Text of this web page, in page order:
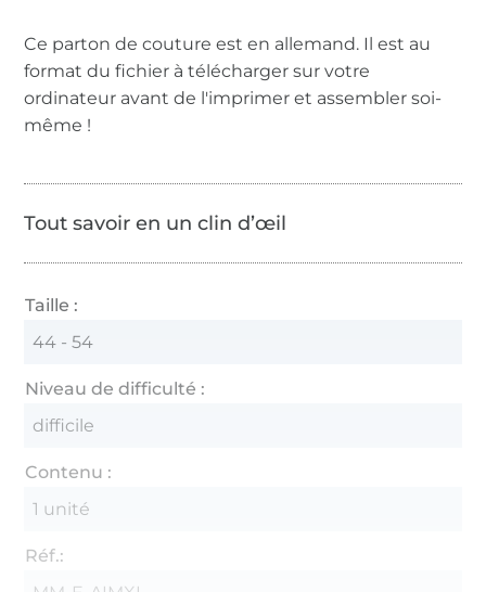
Ce parton de couture est en allemand. Il est au
format du fichier à télécharger sur votre
ordinateur avant de l'imprimer et assembler soi-
même !
Tout savoir en un clin d’œil
Taille :
44 - 54
Niveau de difficulté :
difficile
Contenu :
1 unité
Réf.: